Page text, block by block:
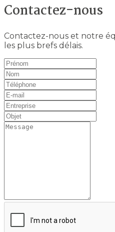
Contactez-nous
Contactez-nous et notre
les plus brefs délais.